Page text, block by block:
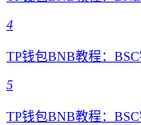
4
TP钱包BNB教程：
5
TP钱包BNB教程：